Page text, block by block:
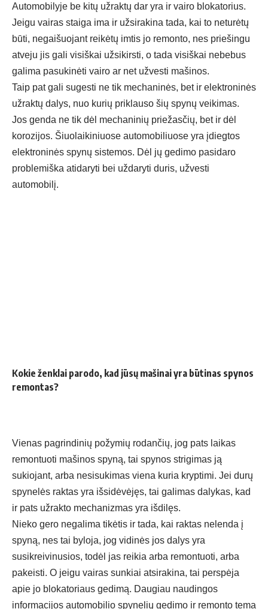
Automobilyje be kitų užraktų dar yra ir vairo blokatorius.
Jeigu vairas staiga ima ir užsirakina tada, kai to neturėtų
būti, negaišuojant reikėtų imtis jo remonto, nes priešingu
atveju jis gali visiškai užsikirsti, o tada visiškai nebebus
galima pasukinėti vairo ar net užvesti mašinos.
Taip pat gali sugesti ne tik mechaninės, bet ir elektroninės
užraktų dalys, nuo kurių priklauso šių spynų veikimas.
Jos genda ne tik dėl mechaninių priežasčių, bet ir dėl
korozijos. Šiuolaikiniuose automobiliuose yra įdiegtos
elektroninės spynų sistemos. Dėl jų gedimo pasidaro
problemiška atidaryti bei uždaryti duris, užvesti
automobilį.
Kokie ženklai parodo, kad jūsų mašinai yra būtinas spynos
remontas?
Vienas pagrindinių požymių rodančių, jog pats laikas
remontuoti mašinos spyną, tai spynos strigimas ją
sukiojant, arba nesisukimas viena kuria kryptimi. Jei durų
spynelės raktas yra išsidėvėjęs, tai galimas dalykas, kad
ir pats užrakto mechanizmas yra išdilęs.
Nieko gero negalima tikėtis ir tada, kai raktas nelenda į
spyną, nes tai byloja, jog vidinės jos dalys yra
susikreivinusios, todėl jas reikia arba remontuoti, arba
pakeisti. O jeigu vairas sunkiai atsirakina, tai perspėja
apie jo blokatoriaus gedimą. Daugiau naudingos
informacijos automobilio spynelių gedimo ir remonto tema